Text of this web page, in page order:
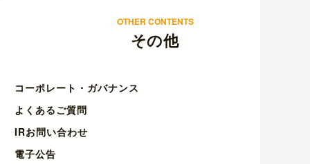
OTHER CONTENTS
その他
コーポレート・ガバナンス
よくあるご質問
IRお問い合わせ
電子公告